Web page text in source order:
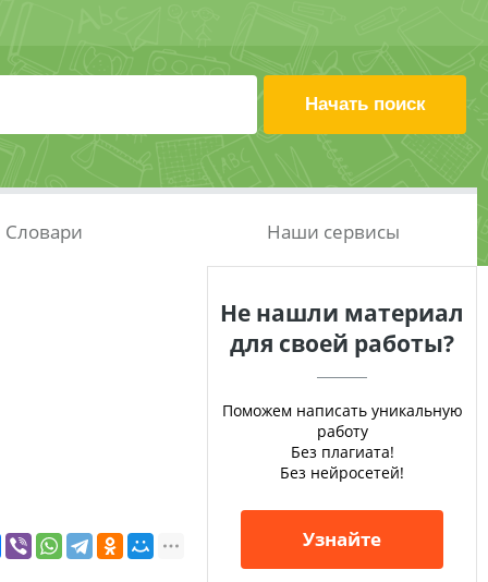
Словари Наши сервисы
Не нашли материал
для своей работы?
Поможем написать уникальную
работу
Без плагиата!
Без нейросетей!
Узнайте